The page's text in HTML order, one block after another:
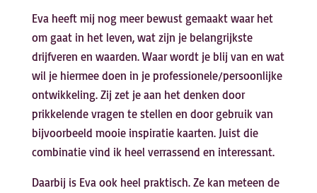
Eva heeft mij nog meer bewust gemaakt waar het
om gaat in het leven, wat zijn je belangrijkste
drijfveren en waarden. Waar wordt je blij van en wat
wil je hiermee doen in je professionele/persoonlijke
ontwikkeling. Zij zet je aan het denken door
prikkelende vragen te stellen en door gebruik van
bijvoorbeeld mooie inspiratie kaarten. Juist die
combinatie vind ik heel verrassend en interessant.
Daarbij is Eva ook heel praktisch. Ze kan meteen de